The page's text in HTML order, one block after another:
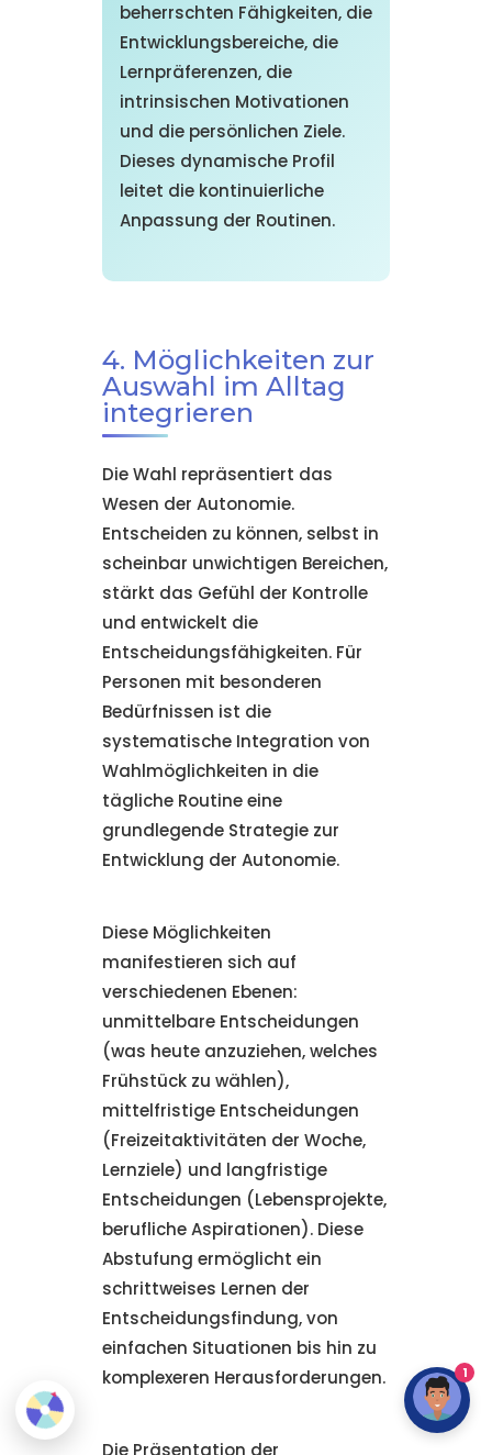
beherrschten Fähigkeiten, die
Entwicklungsbereiche, die
Lernpräferenzen, die
intrinsischen Motivationen
und die persönlichen Ziele.
Dieses dynamische Profil
leitet die kontinuierliche
Anpassung der Routinen.
4. Möglichkeiten zur
Auswahl im Alltag
integrieren
Die Wahl repräsentiert das
Wesen der Autonomie.
Entscheiden zu können, selbst in
scheinbar unwichtigen Bereichen,
stärkt das Gefühl der Kontrolle
und entwickelt die
Entscheidungsfähigkeiten. Für
Personen mit besonderen
Bedürfnissen ist die
systematische Integration von
Wahlmöglichkeiten in die
tägliche Routine eine
grundlegende Strategie zur
Entwicklung der Autonomie.
Diese Möglichkeiten
manifestieren sich auf
verschiedenen Ebenen:
unmittelbare Entscheidungen
(was heute anzuziehen, welches
Frühstück zu wählen),
mittelfristige Entscheidungen
(Freizeitaktivitäten der Woche,
Lernziele) und langfristige
Entscheidungen (Lebensprojekte,
berufliche Aspirationen). Diese
Abstufung ermöglicht ein
schrittweises Lernen der
Entscheidungsfindung, von
einfachen Situationen bis hin zu
komplexeren Herausforderungen.
1